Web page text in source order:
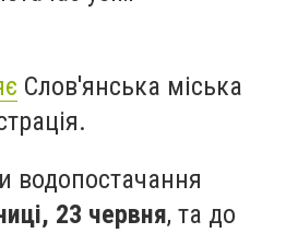
Слов'янська міська
водопостачання
23 червня, та до